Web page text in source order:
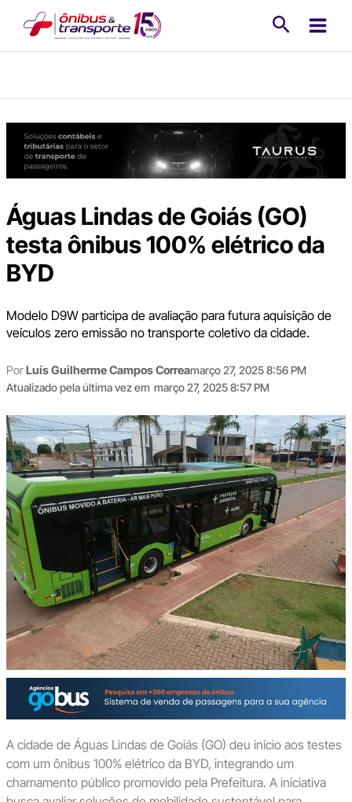
Águas Lindas de Goiás (GO)
testa ônibus 100% elétrico da
BYD
Modelo D9W participa de avaliação para futura aquisição de
veículos zero emissão no transporte coletivo da cidade.
PorLuís Guilherme Campos Correamarço 27, 2025 8:56 PM
Atualizado pela última vez em março 27, 2025 8:57 PM
A cidade de Águas Lindas de Goiás (GO) deu início aos testes
com um ônibus 100% elétrico da BYD, integrando um
chamamento público promovido pela Prefeitura. A iniciativa